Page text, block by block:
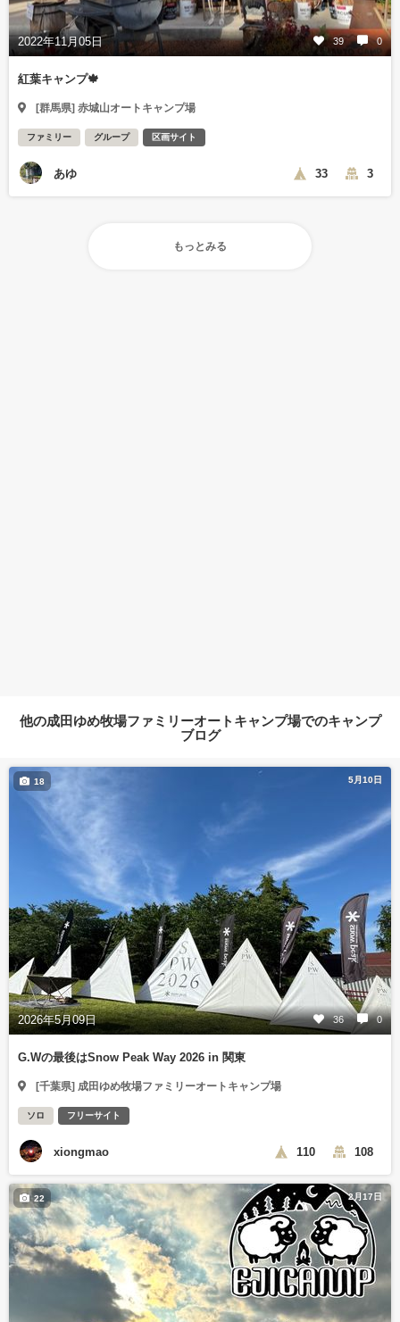
2022年11月05日 39 0
紅葉キャンプ🍁
[群馬県] 赤城山オートキャンプ場
ファミリー グループ 区画サイト
あゆ 33 3
もっとみる
他の成田ゆめ牧場ファミリーオートキャンプ場でのキャンプ
ブログ
5月10日
2026年5月09日 36 0
18
G.Wの最後はSnow Peak Way 2026 in 関東
[千葉県] 成田ゆめ牧場ファミリーオートキャンプ場
ソロ フリーサイト
xiongmao 110 108
2月17日
22